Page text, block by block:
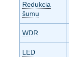
Redukcia
šumu
WDR
LED